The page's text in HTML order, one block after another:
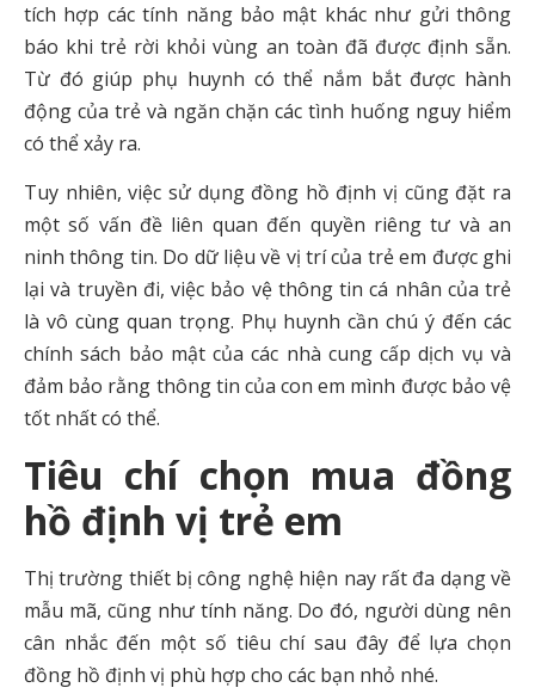
tích hợp các tính năng bảo mật khác như gửi thông
báo khi trẻ rời khỏi vùng an toàn đã được định sẵn.
Từ đó giúp phụ huynh có thể nắm bắt được hành
động của trẻ và ngăn chặn các tình huống nguy hiểm
có thể xảy ra.
Tuy nhiên, việc sử dụng đồng hồ định vị cũng đặt ra
một số vấn đề liên quan đến quyền riêng tư và an
ninh thông tin. Do dữ liệu về vị trí của trẻ em được ghi
lại và truyền đi, việc bảo vệ thông tin cá nhân của trẻ
là vô cùng quan trọng. Phụ huynh cần chú ý đến các
chính sách bảo mật của các nhà cung cấp dịch vụ và
đảm bảo rằng thông tin của con em mình được bảo vệ
tốt nhất có thể.
Tiêu chí chọn mua đồng
hồ định vị trẻ em
Thị trường thiết bị công nghệ hiện nay rất đa dạng về
mẫu mã, cũng như tính năng. Do đó, người dùng nên
cân nhắc đến một số tiêu chí sau đây để lựa chọn
đồng hồ định vị phù hợp cho các bạn nhỏ nhé.